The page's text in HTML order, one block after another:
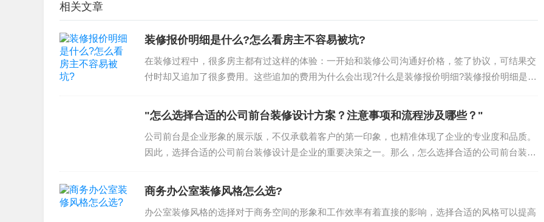
相关文章
装修报价明细是什么?怎么看房主不容易被坑?
在装修过程中，很多房主都有过这样的体验：一开始和装修公司沟通好价格，签了协议，可结果交
付时却又追加了很多费用。这些追加的费用为什么会出现?什么是装修报价明细?装修报价明细是指
"怎么选择合适的公司前台装修设计方案？注意事项和流程涉及哪些？"
公司前台是企业形象的展示版，不仅承载着客户的第一印象，也精准体现了企业的专业度和品质。
因此，选择合适的公司前台装修设计是企业的重要决策之一。那么，怎么选择合适的公司前台装修
商务办公室装修风格怎么选?
办公室装修风格的选择对于商务空间的形象和工作效率有着直接的影响，选择合适的风格可以提高